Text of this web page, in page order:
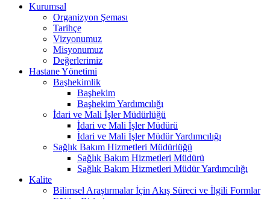
Kurumsal
Organizyon Şeması
Tarihçe
Vizyonumuz
Misyonumuz
Değerlerimiz
Hastane Yönetimi
Başhekimlik
Başhekim
Başhekim Yardımcılığı
İdari ve Mali İşler Müdürlüğü
İdari ve Mali İşler Müdürü
İdari ve Mali İşler Müdür Yardımcılığı
Sağlık Bakım Hizmetleri Müdürlüğü
Sağlık Bakım Hizmetleri Müdürü
Sağlık Bakım Hizmetleri Müdür Yardımcılığı
Kalite
Bilimsel Araştırmalar İçin Akış Süreci ve İlgili Formlar